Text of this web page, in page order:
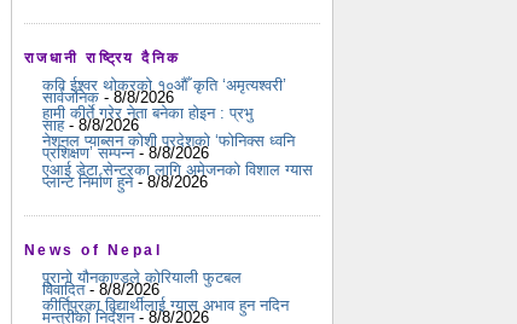
राजधानी राष्ट्रिय दैनिक
कवि ईश्वर थोकरको १०औँ कृति ‘अमृत्यश्वरी’
सार्वजनिक - 8/8/2026
हामी कीर्ते गरेर नेता बनेका होइन : प्रभु
साह- 8/8/2026
नेशनल प्याब्सन कोशी प्रदेशको ‘फोनिक्स ध्वनि
प्रशिक्षण’ सम्पन्न- 8/8/2026
एआई डेटा सेन्टरका लागि अमेजनको विशाल ग्यास
प्लान्ट निर्माण हुने- 8/8/2026
News of Nepal
पुरानो यौनकाण्डले कोरियाली फुटबल
विवादित- 8/8/2026
कीर्तिपुरका विद्यार्थीलाई ग्यास अभाव हुन नदिन
मन्त्रीको निर्देशन- 8/8/2026